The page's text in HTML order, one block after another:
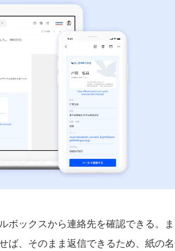
ックスから連絡先を確認できる。ま
ば、そのまま返信できるため、紙の名